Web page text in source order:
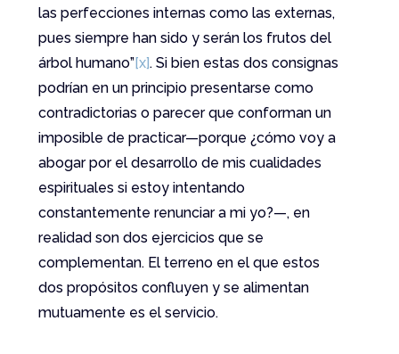
las perfecciones internas como las externas,
pues siempre han sido y serán los frutos del
árbol humano”[x]. Si bien estas dos consignas
podrían en un principio presentarse como
contradictorias o parecer que conforman un
imposible de practicar—porque ¿cómo voy a
abogar por el desarrollo de mis cualidades
espirituales si estoy intentando
constantemente renunciar a mi yo?—, en
realidad son dos ejercicios que se
complementan. El terreno en el que estos
dos propósitos confluyen y se alimentan
mutuamente es el servicio.